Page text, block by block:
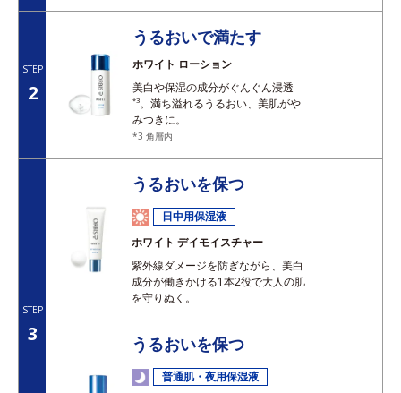
STEP
2
うるおいで満たす
ホワイト ローション
美白や保湿の成分がぐんぐん浸透
*3。満ち溢れるうるおい、美肌がや
みつきに。
*3 角層内
STEP
3
うるおいを保つ
日中用保湿液
ホワイト デイモイスチャー
紫外線ダメージを防ぎながら、美白
成分が働きかける1本2役で大人の肌
を守りぬく。
うるおいを保つ
普通肌・夜用保湿液